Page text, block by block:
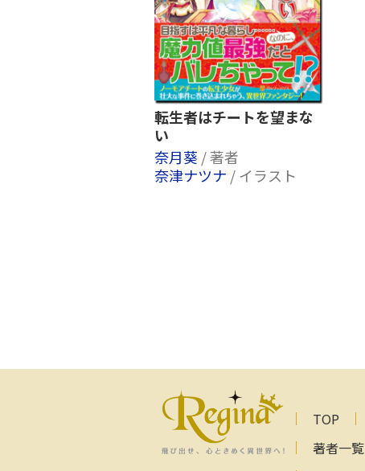
転生者はチートを望まな
い
奈月葵 / 著者
奈津ナツナ / イラスト
TOP
著者一覧